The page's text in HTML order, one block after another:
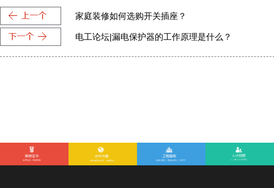
家庭装修如何选购开关插座？
电工论坛|漏电保护器的工作原理是什么？